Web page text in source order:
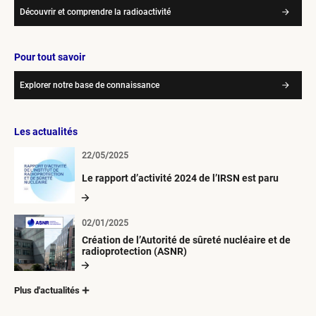
Découvrir et comprendre la radioactivité
Pour tout savoir
Explorer notre base de connaissance
Les actualités
Le rapport d’activité 2024 de l’IRSN est paru
22/05/2025
Création de l’Autorité de sûreté nucléaire et de
radioprotection (ASNR)
02/01/2025
Plus d'actualités